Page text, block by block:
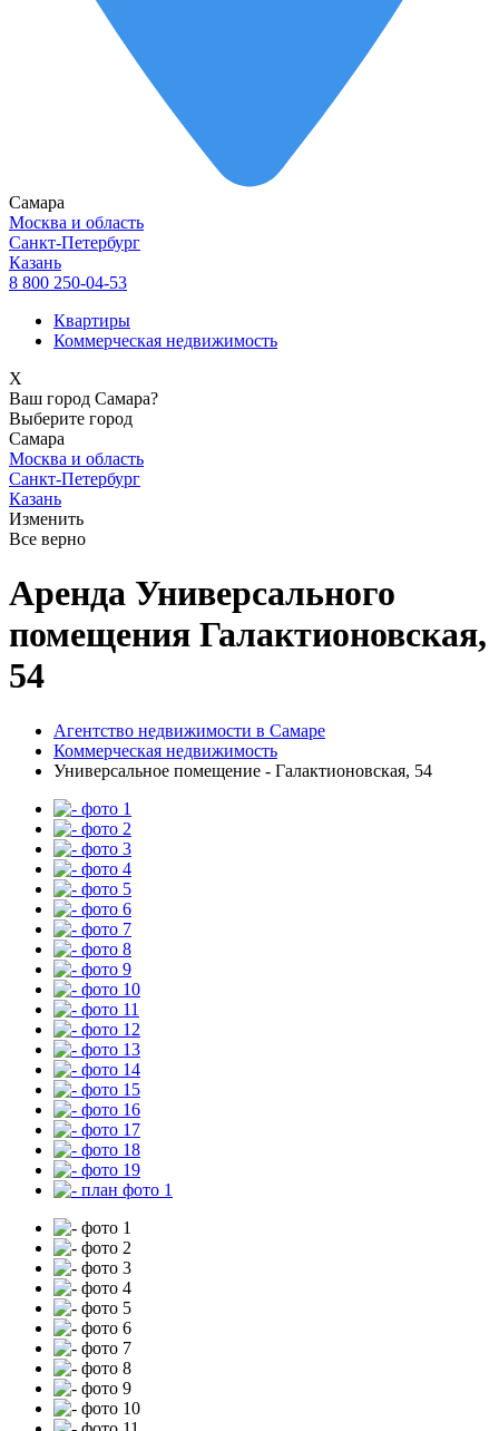
Самара
Москва и область
Санкт-Петербург
Казань
8 800 250-04-53
Квартиры
Коммерческая недвижимость
X
Ваш город Самара?
Выберите город
Самара
Москва и область
Санкт-Петербург
Казань
Изменить
Все верно
Аренда Универсального
помещения Галактионовская,
54
Агентство недвижимости в Самаре
Коммерческая недвижимость
Универсальное помещение - Галактионовская, 54